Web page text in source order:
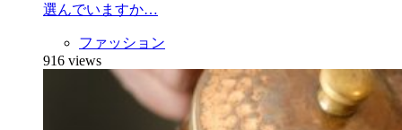
選んでいますか…
ファッション
916 views